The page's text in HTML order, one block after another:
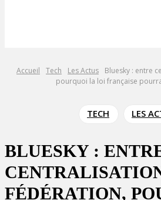
Accueil Tech Les Actus
Bluesky : entre
pourquoi la loi française
TECH LES
BLUESKY :
FÉDÉRATION,